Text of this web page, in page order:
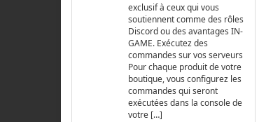
exclusif à ceux qui vous
soutiennent comme des rôles
Discord ou des avantages IN-
GAME. Exécutez des
commandes sur vos serveurs
Pour chaque produit de votre
boutique, vous configurez les
commandes qui seront
exécutées dans la console de
votre […]